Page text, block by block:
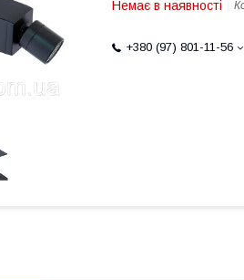
Немає в наявності
+380 (97) 801-11-56